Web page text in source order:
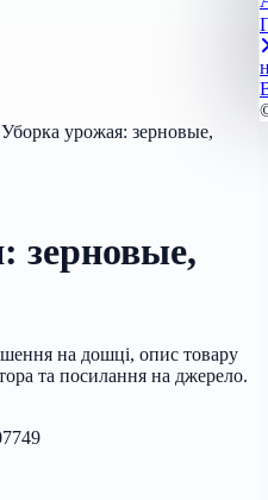
Уборка урожая: зерновые,
зерновые,
на дошці, опис товару
та посилання на джерело.